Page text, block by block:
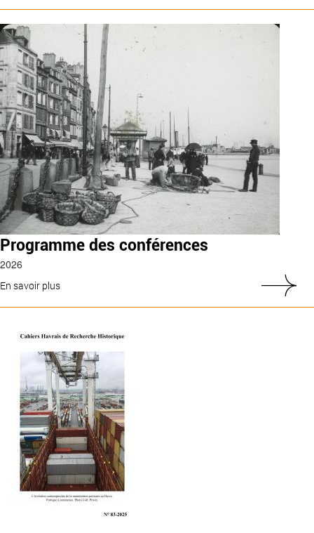
Programme des conférences
2026
En savoir plus